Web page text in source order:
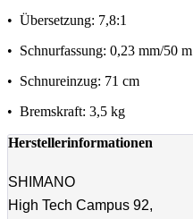
• Übersetzung: 7,8:1
• Schnurfassung: 0,23 mm/50 m
• Schnureinzug: 71 cm
• Bremskraft: 3,5 kg
Herstellerinformationen
SHIMANO
High Tech Campus 92,